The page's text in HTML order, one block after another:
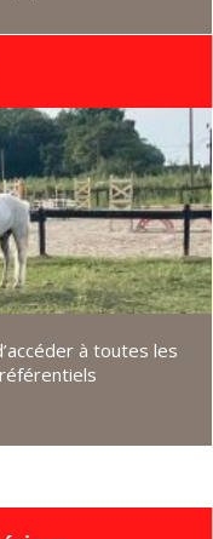
à toutes les